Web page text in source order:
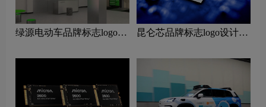
绿源电动车品牌标志logo设
念
昆仑芯品牌标志logo设计含